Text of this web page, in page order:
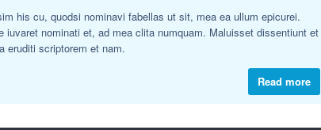
his cu, quodsi nominavi fabellas ut sit, mea ea ullum epicurei.
nominati et, ad mea clita numquam. Maluisset dissentiunt et
eruditi scriptorem et nam.
Read more